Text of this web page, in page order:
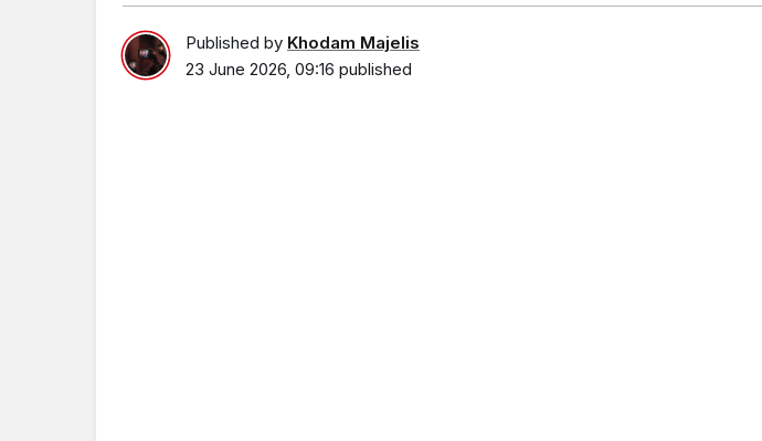
Published by Khodam Majelis
23 June 2026, 09:16 published